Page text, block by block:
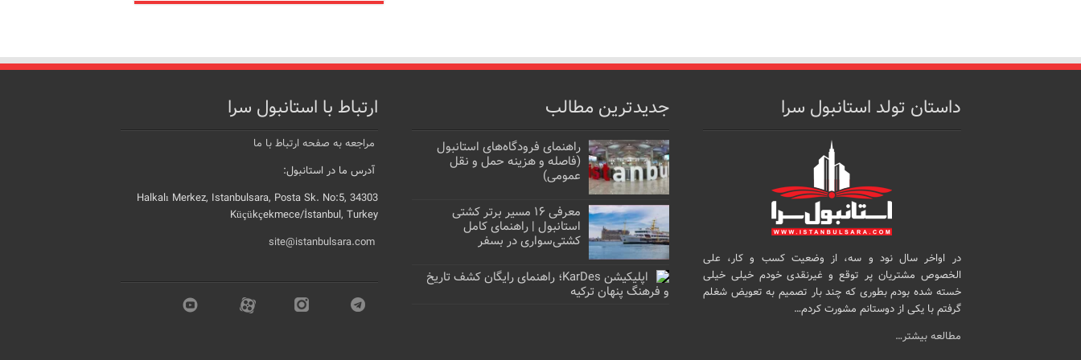
داستان تولد استانبول سرا
در اواخر سال نود و سه، از وضعیت کسب و کار، علی
الخصوص مشتریان پر توقع و غیرنقدی خودم خیلی خیلی
خسته شده بودم بطوری که چند بار تصمیم به تعویض شغلم
گرفتم با یکی از دوستانم مشورت کردم…
مطالعه بیشتر…
جدیدترین مطالب
راهنمای فرودگاه‌های استانبول
(فاصله و هزینه حمل و نقل
عمومی)
معرفی ۱۶ مسیر برتر کشتی
استانبول | راهنمای کامل
کشتی‌سواری در بسفر
اپلیکیشن KarDes؛ راهنمای رایگان کشف تاریخ
و فرهنگ پنهان ترکیه
ارتباط با استانبول سرا
مراجعه به صفحه ارتباط با ما
آدرس ما در استانبول:
Halkalı Merkez, Istanbulsara, Posta Sk. No:5, 34303
Küçükçekmece/İstanbul, Turkey
site@istanbulsara.com